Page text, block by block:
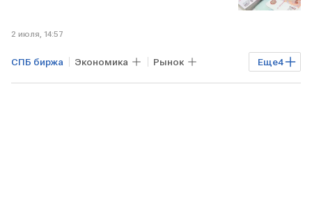
2 июля, 14:57
Еще4
СПБ биржа Экономика Рынок
РОССИЯ Финансы Торги